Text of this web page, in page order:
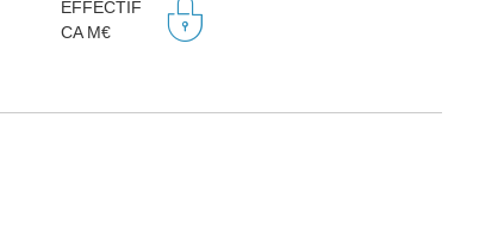
EFFECTIF
CA M€